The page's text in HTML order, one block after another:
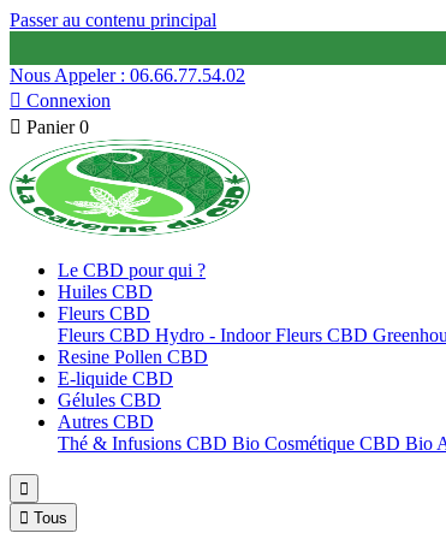
Passer au contenu principal
Nous Appeler : 06.66.77.54.02
 Connexion
 Panier 0
Le CBD pour qui ?
Huiles CBD
Fleurs CBD
Fleurs CBD Hydro - IndoorFleurs CBD
Resine Pollen CBD
E-liquide CBD
Gélules CBD
Autres CBD
Thé & Infusions CBD Bio Cosmétique CBD Bio

 Tous